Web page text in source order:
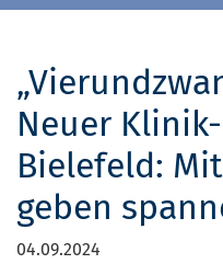
Neuer
Bielefeld:
geben
04.09.2024